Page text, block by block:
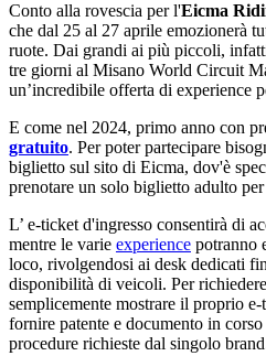
Conto alla rovescia per l'Eicma
che dal 25 al 27 aprile emozionerà
ruote. Dai grandi ai più piccoli,
tre giorni al Misano World Circuit
un’incredibile offerta di experience
E come nel 2024, primo anno con
gratuito. Per poter partecipare
biglietto sul sito di Eicma, dov'è
prenotare un solo biglietto adulto
L’ e-ticket d'ingresso consentirà di
mentre le varie experience potranno
loco, rivolgendosi ai desk dedicati
disponibilità di veicoli. Per
semplicemente mostrare il proprio
fornire patente e documento in
procedure richieste dal singolo